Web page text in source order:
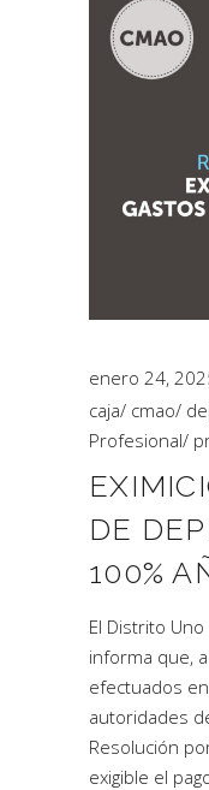
enero 24,
caja/ cmao/
Profesional/
DE
100%
El Distrito
informa que,
efectuados
autoridades
Resolución
exigible el